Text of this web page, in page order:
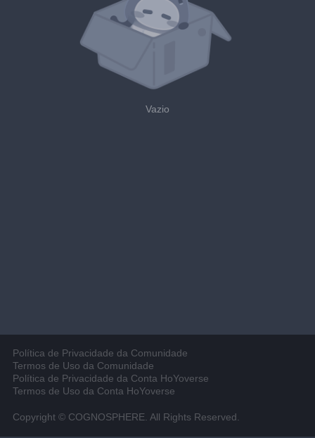
Vazio
Política de Privacidade da Comunidade
Termos de Uso da Comunidade
Política de Privacidade da Conta HoYoverse
Termos de Uso da Conta HoYoverse
Copyright © COGNOSPHERE. All Rights Reserved.